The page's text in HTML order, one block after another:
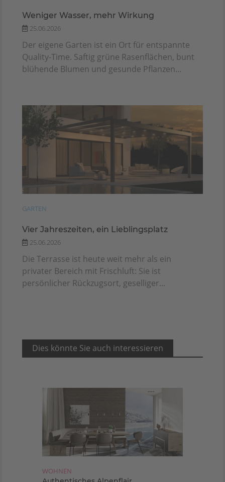
Weniger Wasser, mehr Wirkung
25.06.2026
Der eigene Garten ist ein Ort für entspannte
Quality-Time. Saftig grüne Rasenflächen, bunt
blühende Blumen und gesunde Pflanzen...
GARTEN
Vier Jahreszeiten, ein Lieblingsplatz
25.06.2026
Die Terrasse ist heute weit mehr als ein
privater Bereich mit Frischluft: Sie ist
persönlicher Rückzugsort, geselliger...
Dies könnte Sie auch interessieren
WOHNEN